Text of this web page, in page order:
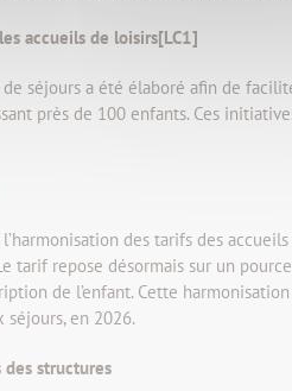
accueils de loisirs[LC1]
séjours a été élaboré afin de
près de 100 enfants. Ces
des tarifs des
tarif repose désormais sur un
de l’enfant. Cette
en 2026.
structures